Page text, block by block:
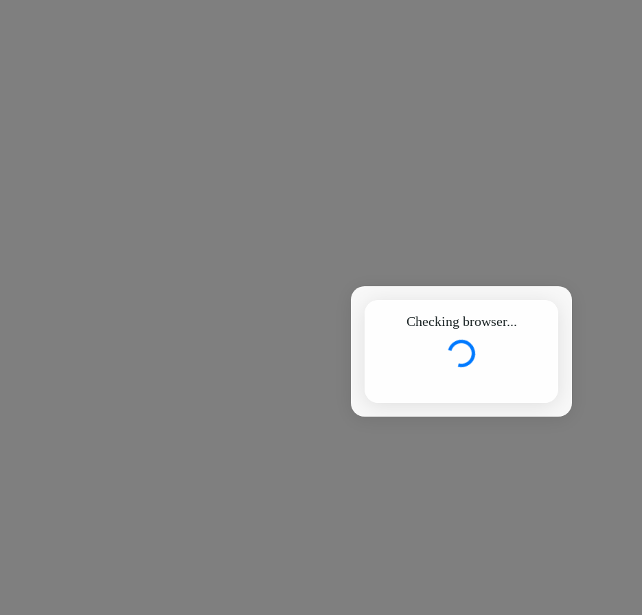
Checking browser...